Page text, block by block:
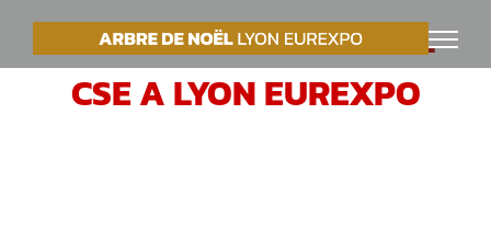
PasserVOTRE ARBRE DE NOËL
CSE A LYON EUREXPO